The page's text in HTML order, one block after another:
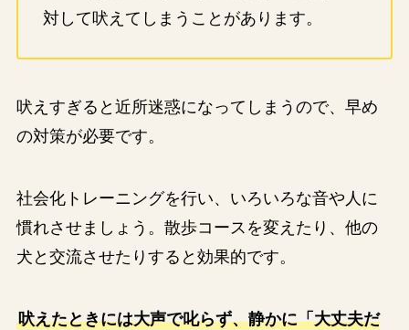
対して吠えてしまうことがあります。
吠えすぎると近所迷惑になってしまうので、早め
の対策が必要です。
社会化トレーニングを行い、いろいろな音や人に
慣れさせましょう。散歩コースを変えたり、他の
犬と交流させたりすると効果的です。
吠えたときには大声で叱らず、静かに「大丈夫だ